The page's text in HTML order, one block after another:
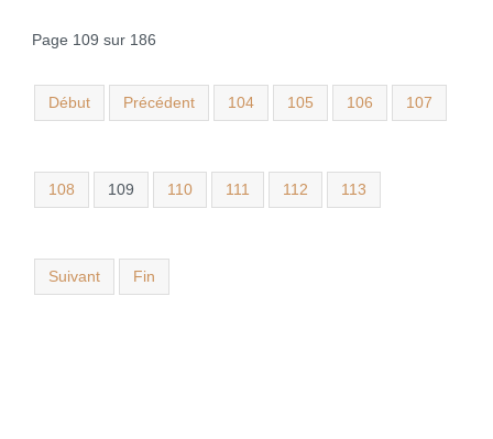
Page 109 sur 186
Début Précédent 104 105 106 107
108 109 110 111 112 113
Suivant Fin